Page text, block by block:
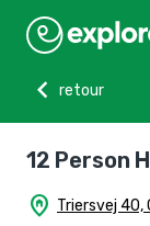
chevron_left
retour
12 Person
home_pin Triersvej 40,